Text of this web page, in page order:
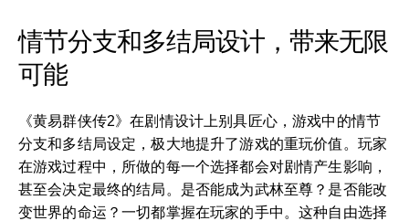
情节分支和多结局设计，带来无限
可能
《黄易群侠传2》在剧情设计上别具匠心，游戏中的情节
分支和多结局设定，极大地提升了游戏的重玩价值。玩家
在游戏过程中，所做的每一个选择都会对剧情产生影响，
甚至会决定最终的结局。是否能成为武林至尊？是否能改
变世界的命运？一切都掌握在玩家的手中。这种自由选择